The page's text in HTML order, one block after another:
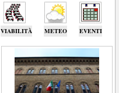
VIABILITÀ METEO EVENTI